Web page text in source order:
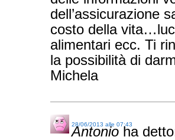
dell’assicurazione
costo della
alimentari ecc. Ti
la possibilità di
Michela
Antonio ha
28/06/2013 alle 07:43